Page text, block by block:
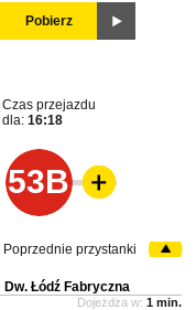
Pobierz
Czas przejazdu
dla: 16:18
53B
Poprzednie przystanki
Dw. Łódź Fabryczna
Dojeżdża w: 1 min.